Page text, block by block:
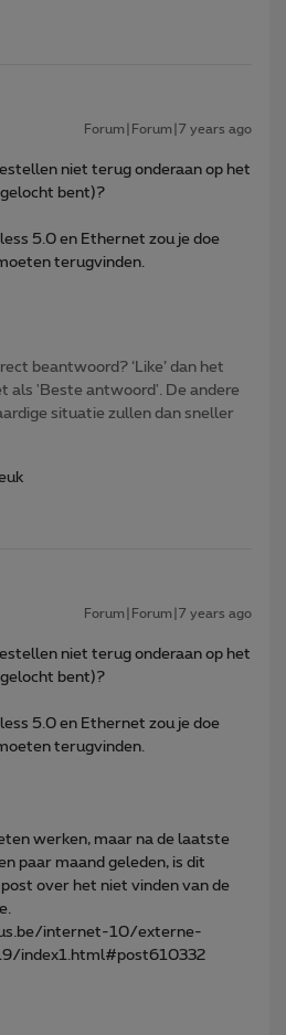
Forum|Forum|7 years ago
niet terug onderaan op het
bent)?
5.0 en Ethernet zou je doe
terugvinden.
beantwoord? ‘Like’ dan het
als 'Beste antwoord'. De andere
situatie zullen dan sneller
Forum|Forum|7 years ago
niet terug onderaan op het
bent)?
5.0 en Ethernet zou je doe
terugvinden.
werken, maar na de laatste
paar maand geleden, is dit
over het niet vinden van de
internet-10/externe-
index1.html#post610332